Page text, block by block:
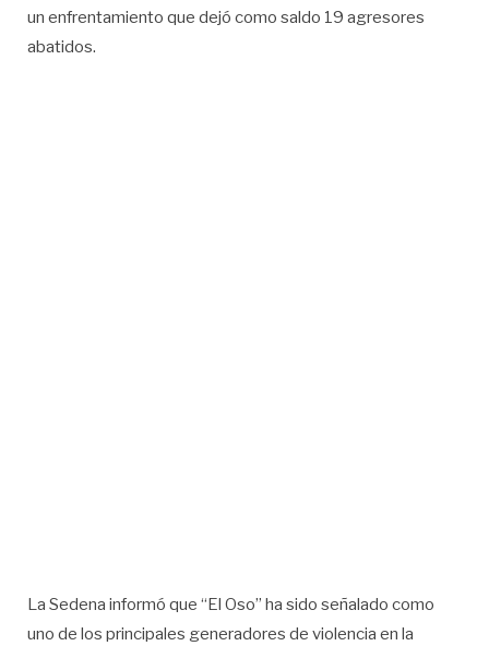
un enfrentamiento que dejó como saldo 19 agresores
abatidos.
La Sedena informó que “El Oso” ha sido señalado como
uno de los principales generadores de violencia en la